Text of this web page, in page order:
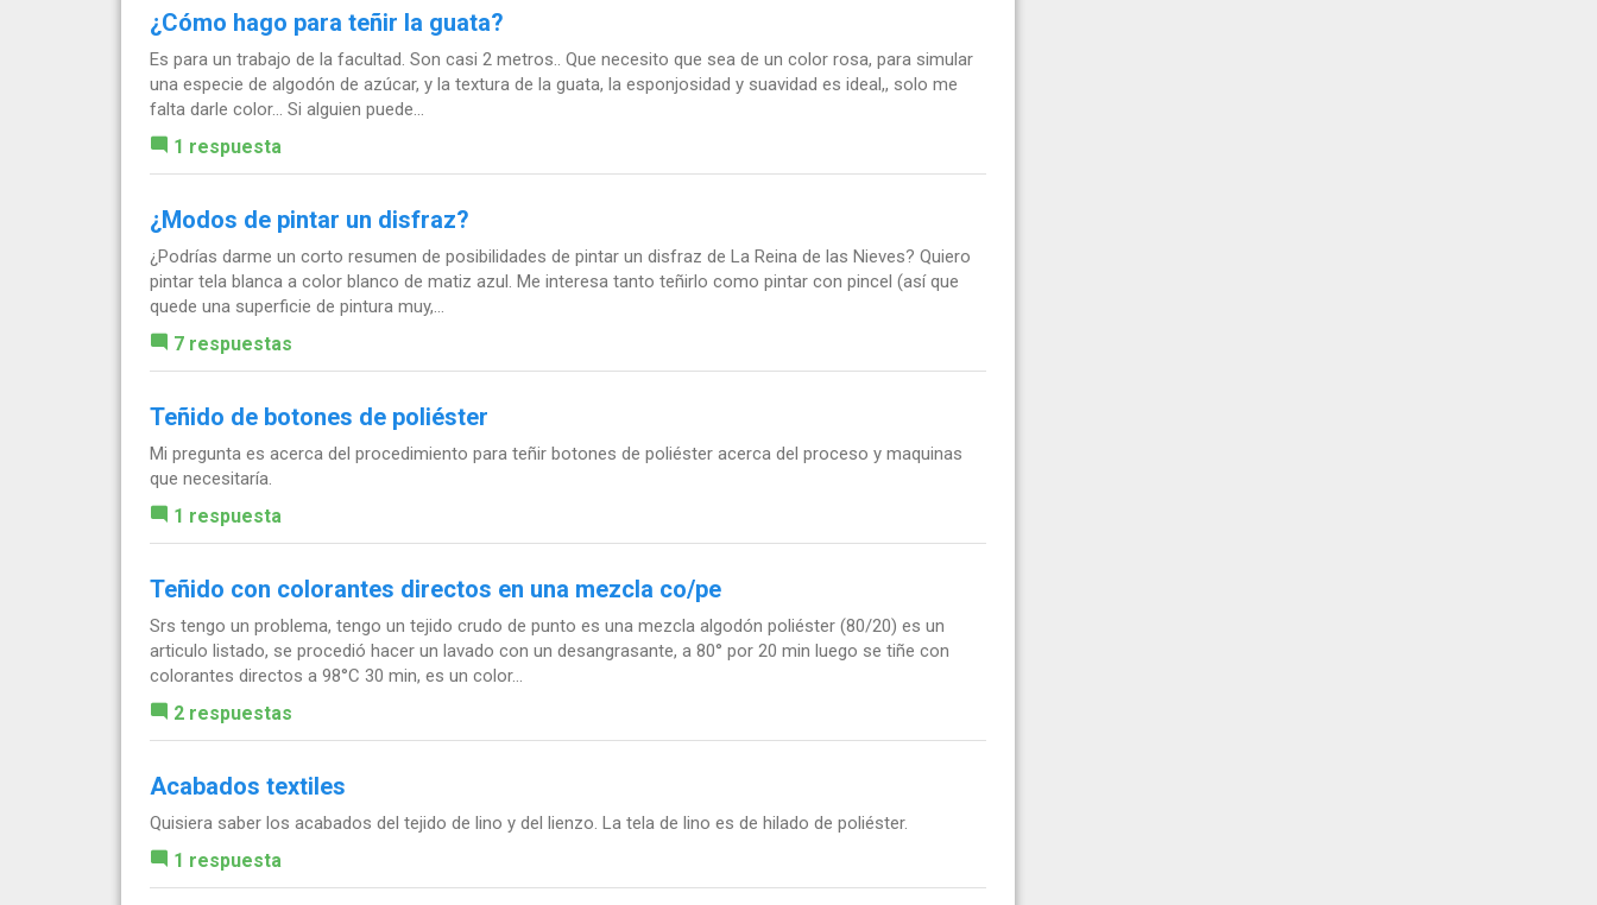
¿Cómo hago para teñir la guata?
Es para un trabajo de la facultad. Son casi 2 metros.. Que necesito que sea de un color rosa, para simular
una especie de algodón de azúcar, y la textura de la guata, la esponjosidad y suavidad es ideal,, solo me
falta darle color... Si alguien puede...
1 respuesta
¿Modos de pintar un disfraz?
¿Podrías darme un corto resumen de posibilidades de pintar un disfraz de La Reina de las Nieves? Quiero
pintar tela blanca a color blanco de matiz azul. Me interesa tanto teñirlo como pintar con pincel (así que
quede una superficie de pintura muy,...
7 respuestas
Teñido de botones de poliéster
Mi pregunta es acerca del procedimiento para teñir botones de poliéster acerca del proceso y maquinas
que necesitaría.
1 respuesta
Teñido con colorantes directos en una mezcla co/pe
Srs tengo un problema, tengo un tejido crudo de punto es una mezcla algodón poliéster (80/20) es un
articulo listado, se procedió hacer un lavado con un desangrasante, a 80° por 20 min luego se tiñe con
colorantes directos a 98°C 30 min, es un color...
2 respuestas
Acabados textiles
Quisiera saber los acabados del tejido de lino y del lienzo. La tela de lino es de hilado de poliéster.
1 respuesta